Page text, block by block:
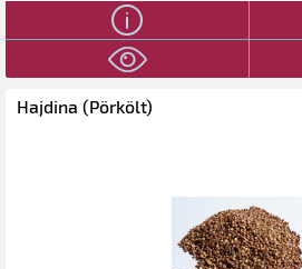
Hajdina (Pörkölt)